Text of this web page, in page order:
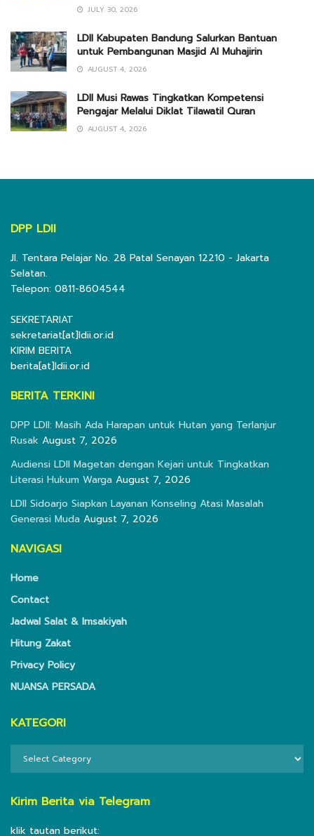
JULY 30, 2026
LDII Kabupaten Bandung Salurkan Bantuan
untuk Pembangunan Masjid Al Muhajirin
AUGUST 4, 2026
LDII Musi Rawas Tingkatkan Kompetensi
Pengajar Melalui Diklat Tilawatil Quran
AUGUST 4, 2026
DPP LDII
Jl. Tentara Pelajar No. 28 Patal Senayan 12210 - Jakarta
Selatan.
Telepon: 0811-8604544
SEKRETARIAT
sekretariat[at]ldii.or.id
KIRIM BERITA
berita[at]ldii.or.id
BERITA TERKINI
DPP LDII: Masih Ada Harapan untuk Hutan yang Terlanjur
Rusak August 7, 2026
Audiensi LDII Magetan dengan Kejari untuk Tingkatkan
Literasi Hukum Warga August 7, 2026
LDII Sidoarjo Siapkan Layanan Konseling Atasi Masalah
Generasi Muda August 7, 2026
NAVIGASI
Home
Contact
Jadwal Salat & Imsakiyah
Hitung Zakat
Privacy Policy
NUANSA PERSADA
KATEGORI
Kirim Berita via Telegram
klik tautan berikut: